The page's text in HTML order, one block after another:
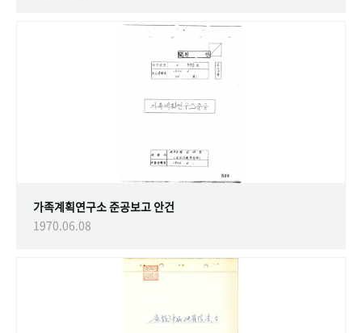
가족계획연구소 준공보고 안건
1970.06.08